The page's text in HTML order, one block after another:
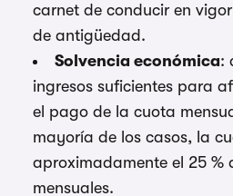
carnet de conducir en
de antigüedad.
Solvencia económica:
ingresos suficientes para
el pago de la cuota
mayoría de los casos, la
aproximadamente el 25 %
mensuales.